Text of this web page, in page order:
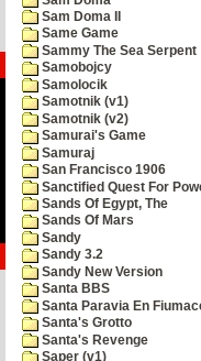
Sam Doma II
Same Game
Sammy The Sea Serpent
Samobojcy
Samolocik
Samotnik (v1)
Samotnik (v2)
Samurai's Game
Samuraj
San Francisco 1906
Sanctified Quest For
Sands Of Egypt, The
Sands Of Mars
Sandy
Sandy 3.2
Sandy New Version
Santa BBS
Santa Paravia En
Santa's Grotto
Santa's Revenge
Saper (v1)